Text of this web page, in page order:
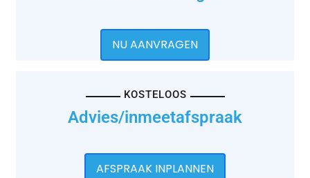
NU AANVRAGEN
KOSTELOOS
Advies/inmeetafspraak
AFSPRAAK INPLANNEN